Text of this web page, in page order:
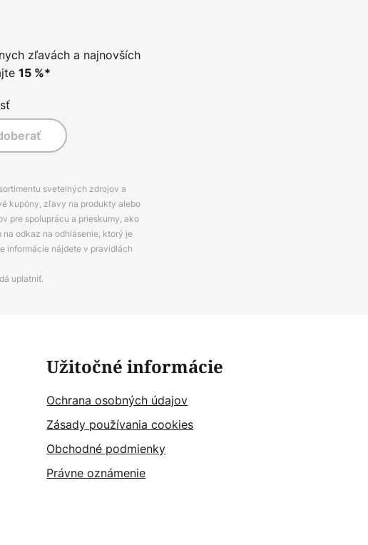
zľavách a najnovších
15%*
svetelných zdrojov a
kupóny, zľavy na produkty alebo
pre spoluprácu a prieskumy, ako
odkaz na odhlásenie, ktorý je
informácie nájdete v pravidlách
uplatniť.
Užitočné informácie
Ochrana osobných údajov
Zásady používania cookies
Obchodné podmienky
Právne oznámenie